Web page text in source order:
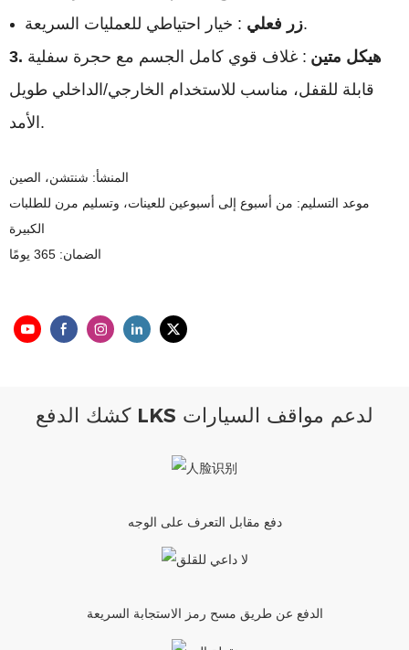
زر فعلي: خيار احتياطي للعمليات السريعة.
3. هيكل متين : غلاف قوي كامل الجسم مع حجرة سفلية
قابلة للقفل، مناسب للاستخدام الخارجي/الداخلي طويل
الأمد.
المنشأ: شنتشن، الصين
موعد التسليم: من أسبوع إلى أسبوعين للعينات، وتسليم مرن للطلبات
الكبيرة
الضمان: 365 يومًا
كشك الدفع LKS لدعم مواقف السيارات
دفع مقابل التعرف على الوجه
الدفع عن طريق مسح رمز الاستجابة السريعة